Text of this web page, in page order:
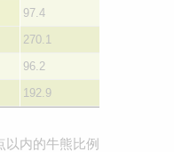
97.4
270.1
96.2
192.9
以内的牛熊比例